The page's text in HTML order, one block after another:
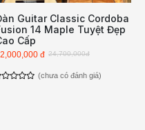
Guitar Classic Cordoba
14 Maple Tuyệt Đẹp
Cấp
24,700,000đ
đ
(chưa có đánh giá)